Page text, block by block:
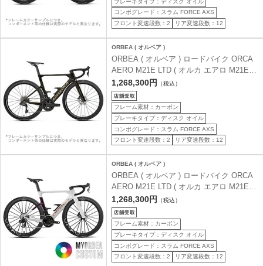
ブレーキタイプ：ディスク オイル
コンポグレード：スラム FORCE AXS
フロント変速段数：2
リア変速段数：12
ORBEA ( オルベア )
ORBEA ( オルベア ) ロードバイク ORCA
AERO M21E LTD ( オルカ エアロ M21E
LTD ) マジックゴールドカーボンビュー /
チタニウム ( グロス ) 47 ( 身長目安160cm
前後 )
1,268,300円 （税込）
フレーム素材：カーボン
ブレーキタイプ：ディスク オイル
コンポグレード：スラム FORCE AXS
フロント変速段数：2
リア変速段数：12
ORBEA ( オルベア )
ORBEA ( オルベア ) ロードバイク ORCA
AERO M21E LTD ( オルカ エアロ M21E
LTD ) MYO ( マイオー ) マイオルベアカス
タム 47 ( 身長目安160cm前後 )
1,268,300円 （税込）
フレーム素材：カーボン
ブレーキタイプ：ディスク オイル
コンポグレード：スラム FORCE AXS
フロント変速段数：2
リア変速段数：12